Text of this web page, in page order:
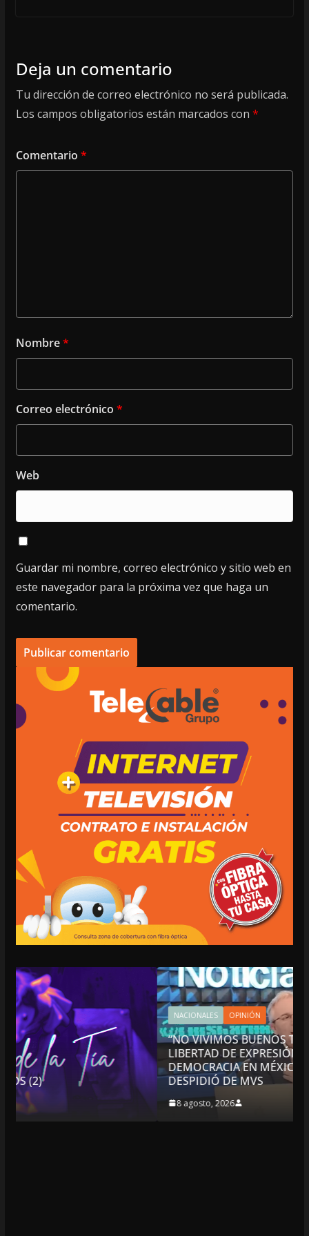
Deja un comentario
Tu dirección de correo electrónico no será publicada.
Los campos obligatorios están marcados con *
Comentario *
Nombre*
Correo electrónico *
Web
Guardar mi nombre, correo electrónico y sitio web en
este navegador para la próxima vez que haga un
comentario.
NACIONALES OPINIÓN
“NO VIVIMOS BUENOS TIEMPOS PARA LA
LIBERTAD DE EXPRESIÓN NI PARA LA
DEMOCRACIA EN MÉXICO”: LUIS CÁRDENAS; SE
DESPIDIÓ DE MVS
8 agosto, 2026